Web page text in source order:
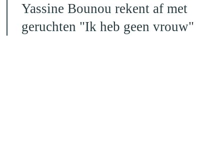
Yassine Bounou rekent af met
geruchten "Ik heb geen vrouw"